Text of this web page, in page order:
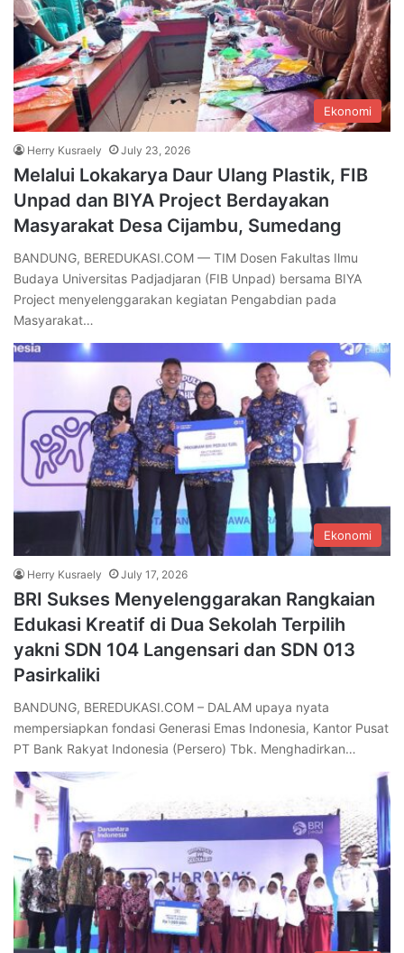
Ekonomi
Herry Kusraely July 23, 2026
Melalui Lokakarya Daur Ulang Plastik, FIB
Unpad dan BIYA Project Berdayakan
Masyarakat Desa Cijambu, Sumedang
BANDUNG, BEREDUKASI.COM — TIM Dosen Fakultas Ilmu
Budaya Universitas Padjadjaran (FIB Unpad) bersama BIYA
Project menyelenggarakan kegiatan Pengabdian pada
Masyarakat…
Ekonomi
Herry Kusraely July 17, 2026
BRI Sukses Menyelenggarakan Rangkaian
Edukasi Kreatif di Dua Sekolah Terpilih
yakni SDN 104 Langensari dan SDN 013
Pasirkaliki
BANDUNG, BEREDUKASI.COM – DALAM upaya nyata
mempersiapkan fondasi Generasi Emas Indonesia, Kantor Pusat
PT Bank Rakyat Indonesia (Persero) Tbk. Menghadirkan…